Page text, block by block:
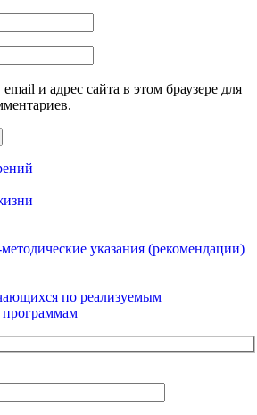
и адрес сайта в этом браузере для
указания (рекомендации)
по реализуемым
программам